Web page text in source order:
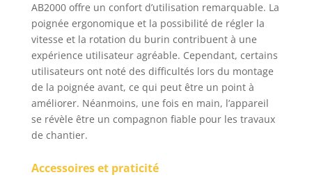
AB2000 offre un confort d’utilisation remarquable. La
poignée ergonomique et la possibilité de régler la
vitesse et la rotation du burin contribuent à une
expérience utilisateur agréable. Cependant, certains
utilisateurs ont noté des difficultés lors du montage
de la poignée avant, ce qui peut être un point à
améliorer. Néanmoins, une fois en main, l’appareil
se révèle être un compagnon fiable pour les travaux
de chantier.
Accessoires et praticité